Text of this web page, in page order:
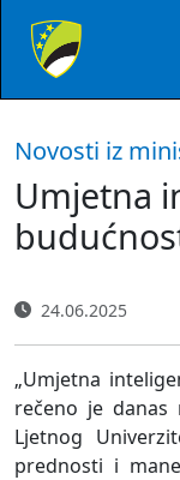
Novosti iz
Umjetna
24.06.2025
„Umjetna
rečeno je
Ljetnog
prednosti i